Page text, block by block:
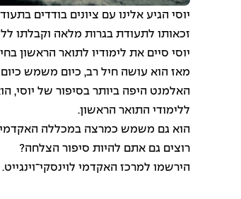
יוסי הגיע אלינו עם ציונים בודדים
זכאותו לתעודת בגרות מלאה וקבלתו
יוסי סיים את לימודיו לתואר הראשון
מאז הוא עושה חיל רב, כיום משמש
האלמנט היפה ביותר בסיפור של יוסי,
ללימודי התואר הראשון.
הוא גם משמש כמרצה במכללה האקדמית
רוצים גם אתם להיות סיפור הצלחה?
הירשמו למרכז האקדמי לוינסקי־וינגייט.